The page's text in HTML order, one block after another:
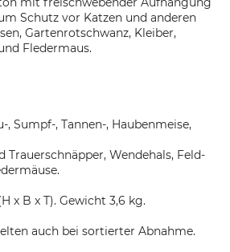
Schutz vor Katzen und anderen
Gartenrotschwanz, Kleiber,
Fledermaus.
, Sumpf-, Tannen-, Haubenmeise,
Trauerschnäpper, Wendehals, Feld-
x B x T). Gewicht 3,6 kg.
auch bei sortierter Abnahme.